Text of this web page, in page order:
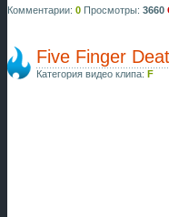
Комментарии: 0 Просмотры: 3660
Five Finger
Категория видео клипа: F